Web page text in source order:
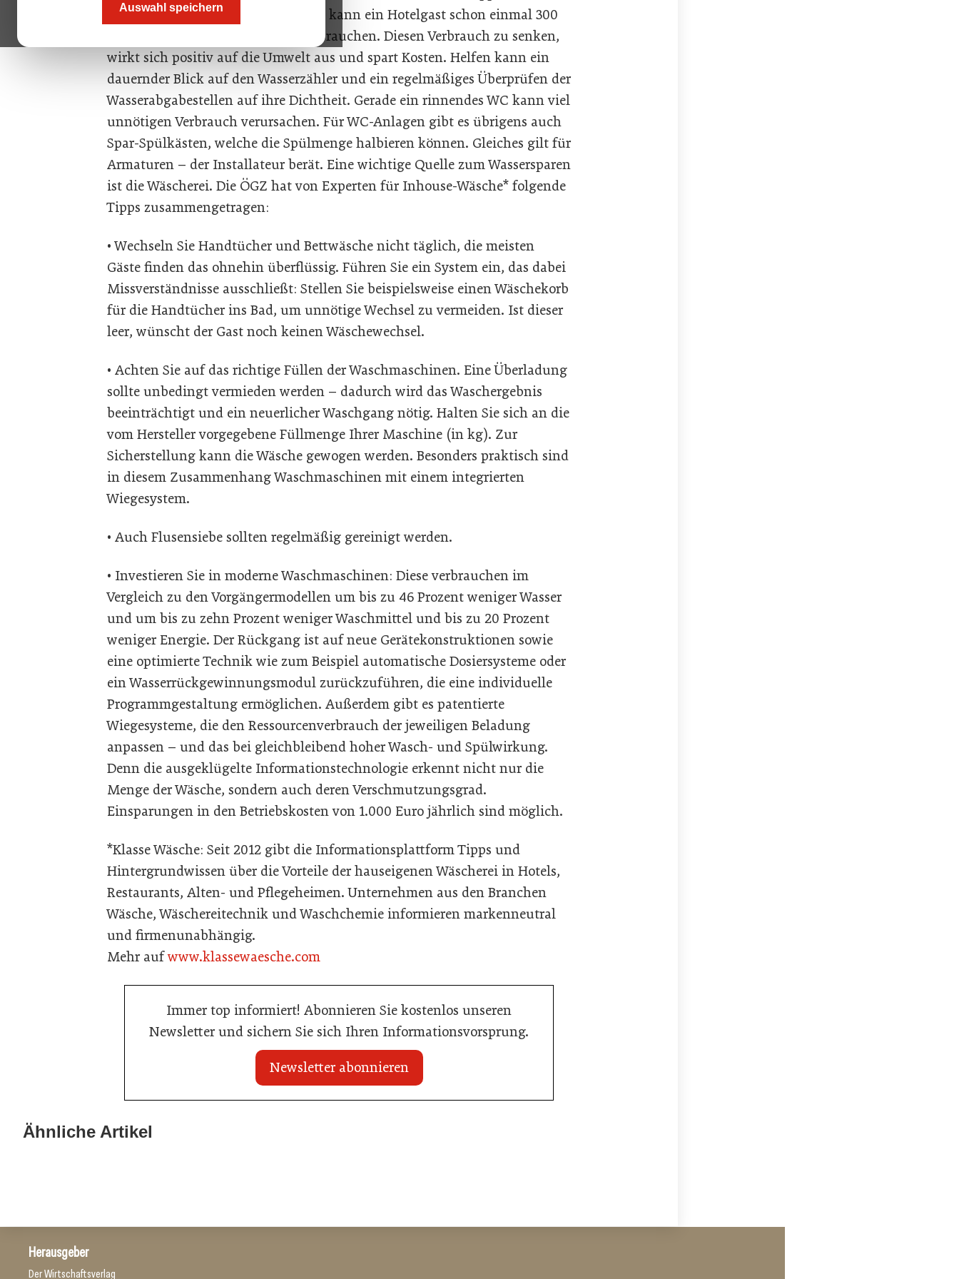
Auswahl speichern
Wasser verbraucht wie zu Hause. So kann ein Hotelgast schon einmal 300
Liter Wasser pro Übernachtung verbrauchen. Diesen Verbrauch zu senken,
wirkt sich positiv auf die Umwelt aus und spart Kosten. Helfen kann ein
dauernder Blick auf den Wasserzähler und ein regelmäßiges Überprüfen der
Wasserabgabestellen auf ihre Dichtheit. Gerade ein rinnendes WC kann viel
unnötigen Verbrauch verursachen. Für WC-Anlagen gibt es übrigens auch
Spar-Spülkästen, welche die Spülmenge halbieren können. Gleiches gilt für
Armaturen – der Installateur berät. Eine wichtige Quelle zum Wassersparen
ist die Wäscherei. Die ÖGZ hat von Experten für Inhouse-Wäsche* folgende
Tipps zusammengetragen:
• Wechseln Sie Handtücher und Bettwäsche nicht täglich, die meisten
Gäste finden das ohnehin überflüssig. Führen Sie ein System ein, das dabei
Missverständnisse ausschließt: Stellen Sie beispielsweise einen Wäschekorb
für die Handtücher ins Bad, um unnötige Wechsel zu vermeiden. Ist dieser
leer, wünscht der Gast noch keinen Wäschewechsel.
• Achten Sie auf das richtige Füllen der Waschmaschinen. Eine Überladung
sollte unbedingt vermieden werden – dadurch wird das Waschergebnis
beeinträchtigt und ein neuerlicher Waschgang nötig. Halten Sie sich an die
vom Hersteller vorgegebene Füllmenge Ihrer Maschine (in kg). Zur
Sicherstellung kann die Wäsche gewogen werden. Besonders praktisch sind
in diesem Zusammenhang Waschmaschinen mit einem integrierten
Wiegesystem.
• Auch Flusensiebe sollten regelmäßig gereinigt werden.
• Investieren Sie in moderne Waschmaschinen: Diese verbrauchen im
Vergleich zu den Vorgängermodellen um bis zu 46 Prozent weniger Wasser
und um bis zu zehn Prozent weniger Waschmittel und bis zu 20 Prozent
weniger Energie. Der Rückgang ist auf neue Gerätekonstruktionen sowie
eine optimierte Technik wie zum Beispiel automatische Dosiersysteme oder
ein Wasserrückgewinnungsmodul zurückzuführen, die eine individuelle
Programmgestaltung ermöglichen. Außerdem gibt es patentierte
Wiegesysteme, die den Ressourcenverbrauch der jeweiligen Beladung
anpassen – und das bei gleichbleibend hoher Wasch- und Spülwirkung.
Denn die ausgeklügelte Informationstechnologie erkennt nicht nur die
Menge der Wäsche, sondern auch deren Verschmutzungsgrad.
Einsparungen in den Betriebskosten von 1.000 Euro jährlich sind möglich.
*Klasse Wäsche: Seit 2012 gibt die Informationsplattform Tipps und
Hintergrundwissen über die Vorteile der hauseigenen Wäscherei in Hotels,
Restaurants, Alten- und Pflegeheimen. Unternehmen aus den Branchen
Wäsche, Wäschereitechnik und Waschchemie informieren markenneutral
und firmenunabhängig.
Mehr aufwww.klassewaesche.com
Immer top informiert! Abonnieren Sie kostenlos unseren
Newsletter und sichern Sie sich Ihren Informationsvorsprung.
Newsletter abonnieren
Ähnliche Artikel
Neun von zehn Betrieben finden kaum
Herausgeber
Der Wirtschaftsverlag